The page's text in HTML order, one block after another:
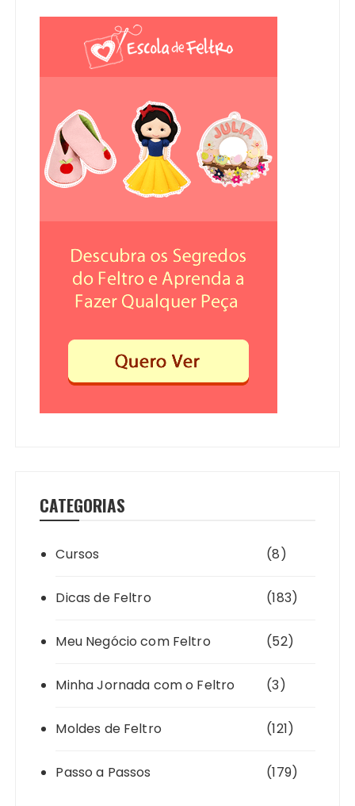
CATEGORIAS
Cursos (8)
Dicas de Feltro (183)
Meu Negócio com Feltro (52)
Minha Jornada com o Feltro (3)
Moldes de Feltro (121)
Passo a Passos (179)